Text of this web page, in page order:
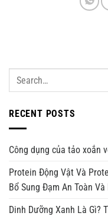
RECENT POSTS
Công dụng của tảo xoắn
Protein Động Vật Và
Bổ Sung Đạm An Toàn Và
Dinh Dưỡng Xanh Là Gì?